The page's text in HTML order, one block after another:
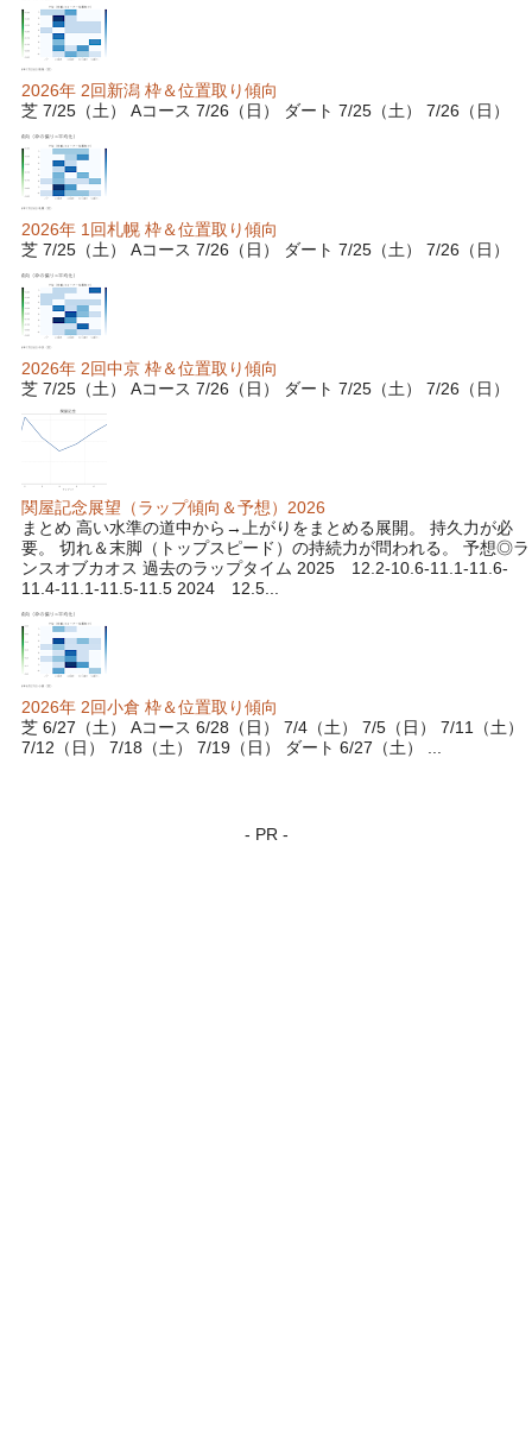
2026年 2回新潟 枠＆位置取り傾向
芝 7/25（土） Aコース 7/26（日） ダート 7/25（土） 7/26（日）
2026年 1回札幌 枠＆位置取り傾向
芝 7/25（土） Aコース 7/26（日） ダート 7/25（土） 7/26（日）
2026年 2回中京 枠＆位置取り傾向
芝 7/25（土） Aコース 7/26（日） ダート 7/25（土） 7/26（日）
関屋記念展望（ラップ傾向＆予想）2026
まとめ 高い水準の道中から→上がりをまとめる展開。 持久力が必
要。 切れ＆末脚（トップスピード）の持続力が問われる。 予想◎ラ
ンスオブカオス 過去のラップタイム 2025 12.2-10.6-11.1-11.6-
11.4-11.1-11.5-11.5 2024 12.5...
2026年 2回小倉 枠＆位置取り傾向
芝 6/27（土） Aコース 6/28（日） 7/4（土） 7/5（日） 7/11（土）
7/12（日） 7/18（土） 7/19（日） ダート 6/27（土） ...
- PR -